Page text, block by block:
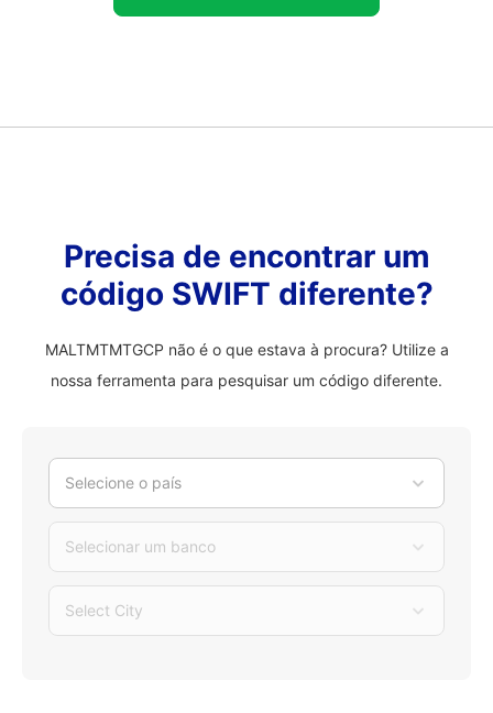
Precisa de encontrar um
código SWIFT diferente?
MALTMTMTGCP não é o que estava à procura? Utilize a
nossa ferramenta para pesquisar um código diferente.
Selecione o país
Selecionar um banco
Select City